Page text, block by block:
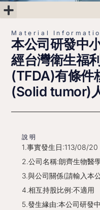
Material
本公司研發中
經台灣衛生福
(TFDA)有條件
(Solid tumor)
說明
1.事實發生日:113/08/20
2.公司名稱:朗齊生物醫
3.與公司關係(請輸入本
4.相互持股比例:不適用
5.發生緣由:本公司研發